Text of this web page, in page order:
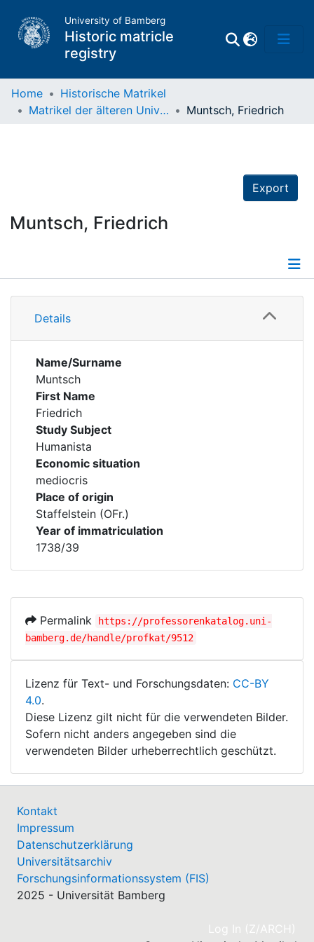
University of Bamberg
Historic matricle
registry
Home
Historische Matrikel
Matrikel der älteren Universität
Muntsch, Friedrich
Export
Muntsch, Friedrich
Details
Details
Name/Surname
Muntsch
First Name
Friedrich
Study Subject
Humanista
Economic situation
mediocris
Place of origin
Staffelstein (OFr.)
Year of immatriculation
1738/39
Permalink
https://professorenkatalog.uni-
bamberg.de/handle/profkat/9512
Lizenz für Text- und Forschungsdaten: CC-BY
4.0.
Diese Lizenz gilt nicht für die verwendeten Bilder.
Sofern nicht anders angegeben sind die
verwendeten Bilder urheberrechtlich geschützt.
Kontakt
Impressum
Datenschutzerklärung
Universitätsarchiv
Forschungsinformationssystem (FIS)
2025 - Universität Bamberg
Log In (Z/ARCH)